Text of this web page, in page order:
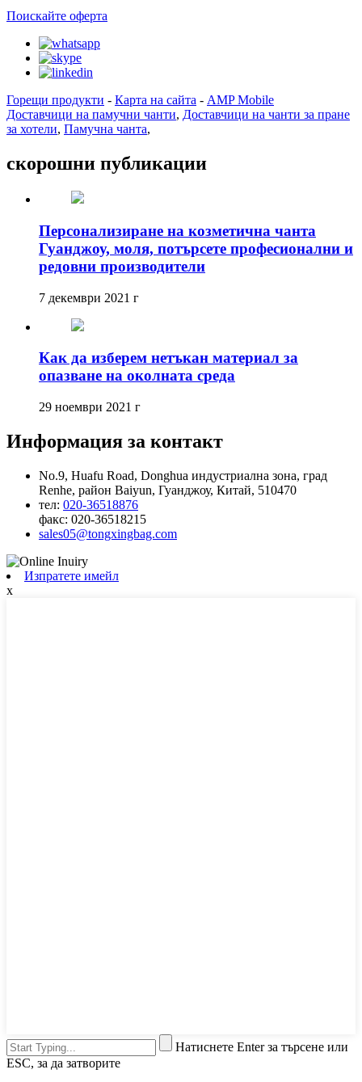
Поискайте оферта
Горещи продукти - Карта на сайта - AMP Mobile
Доставчици на памучни чанти, Доставчици на чанти за пране
за хотели, Памучна чанта,
скорошни публикации
Персонализиране на козметична чанта
Гуанджоу, моля, потърсете професионални и
редовни производители
7 декември 2021 г
Как да изберем нетъкан материал за
опазване на околната среда
29 ноември 2021 г
Информация за контакт
No.9, Huafu Road, Donghua индустриална зона, град
Renhe, район Baiyun, Гуанджоу, Китай, 510470
тел: 020-36518876
факс: 020-36518215
sales05@tongxingbag.com
Изпратете имейл
x
Натиснете Enter за търсене или
ESC, за да затворите